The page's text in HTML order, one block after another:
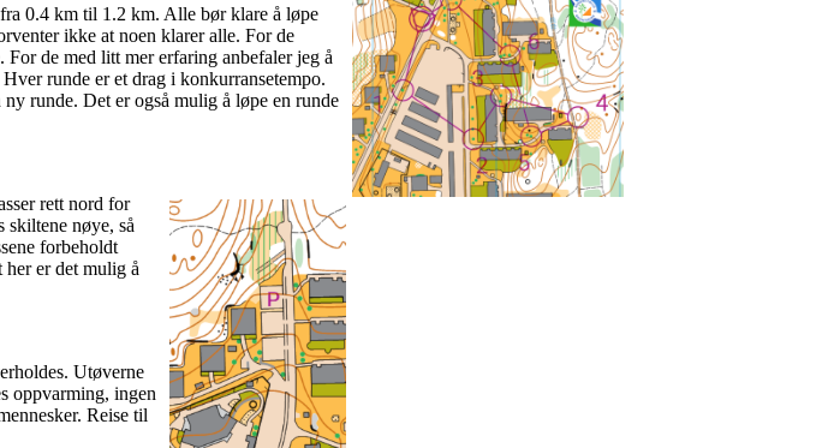
0.4 km til 1.2 km. Alle bør klare å løpe
ikke at noen klarer alle. For de
de med litt mer erfaring anbefaler jeg å
runde er et drag i konkurransetempo.
runde. Det er også mulig å løpe en runde
rett nord for
skiltene nøye, så
forbeholdt
her er det mulig å
Utøverne
oppvarming, ingen
Reise til